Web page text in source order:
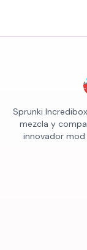
Sprunki
mezcla y
innovador